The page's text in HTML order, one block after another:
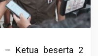
– Ketua beserta 2